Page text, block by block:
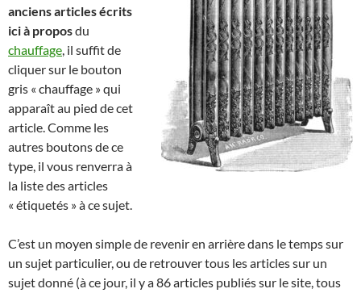
anciens articles écrits
ici à proposdu
chauffage, il suffit de
cliquer sur le bouton
gris « chauffage » qui
apparaît au pied de cet
article. Comme les
autres boutons de ce
type, il vous renverra à
la liste des articles
« étiquetés » à ce sujet.
C’est un moyen simple de revenir en arrière dans le temps sur
un sujet particulier, ou de retrouver tous les articles sur un
sujet donné (à ce jour, il y a 86 articles publiés sur le site, tous